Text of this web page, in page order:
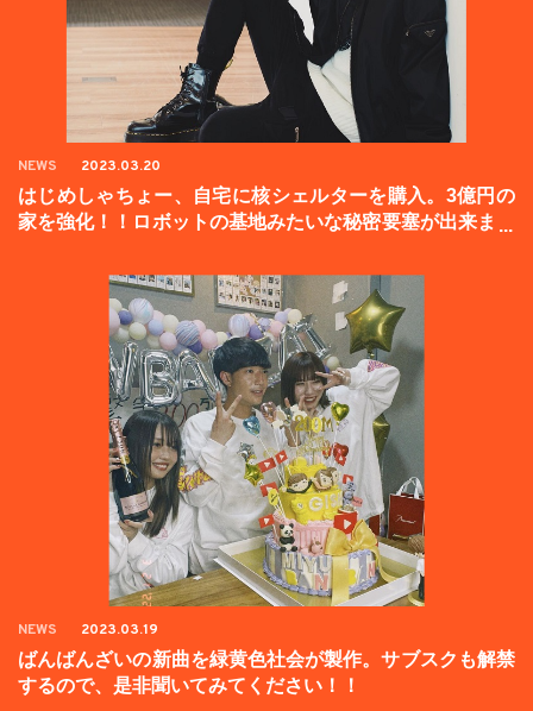
NEWS 2023.03.20
はじめしゃちょー、自宅に核シェルターを購入。3億円の
家を強化！！ロボットの基地みたいな秘密要塞が出来まし
NEWS 2023.03.19
ばんばんざいの新曲を緑黄色社会が製作。サブスクも解禁
するので、是非聞いてみてください！！